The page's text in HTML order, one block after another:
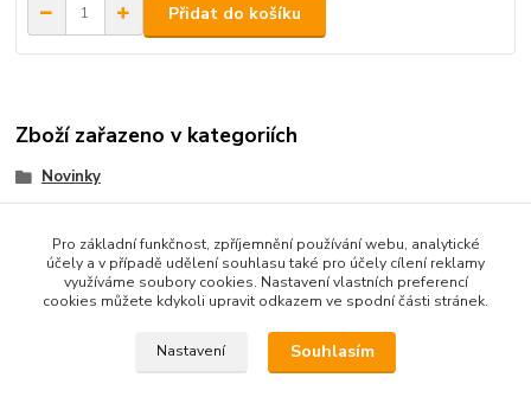
Přidat do košíku
Zboží zařazeno v kategoriích
Novinky
vystavit kupujícímu účtenku. Zároveň je povinen zaevidovat
přijatou tržbu u správce daně online; v případě technického
Pro základní funkčnost, zpříjemnění používání webu, analytické
účely a v případě udělení souhlasu také pro účely cílení reklamy
využíváme soubory cookies. Nastavení vlastních preferencí
cookies můžete kdykoli upravit odkazem ve spodní části stránek.
Nastavení Souhlasím